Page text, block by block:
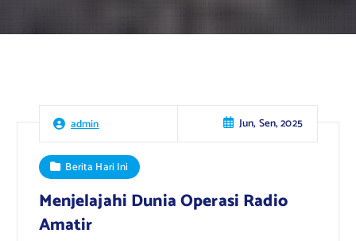
admin Jun, Sen, 2025
Berita Hari Ini
Menjelajahi Dunia Operasi Radio
Amatir